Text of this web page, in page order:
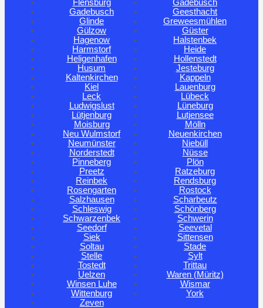
Flensburg
Gadebusch
Gadebusch
Geesthacht
Glinde
Greweesmühlen
Gülzow
Güster
Hagenow
Halstenbek
Harmstorf
Heide
Heligenhafen
Hollenstedt
Husum
Jesteburg
Kaltenkirchen
Kappeln
Kiel
Lauenburg
Leck
Lübeck
Ludwigslust
Lüneburg
Lütjenburg
Lutjensee
Moisburg
Mölln
Neu Wulmstorf
Neuenkirchen
Neumünster
Niebüll
Norderstedt
Nüsse
Pinneberg
Plön
Preetz
Ratzeburg
Reinbek
Rendsburg
Rosengarten
Rostock
Salzhausen
Scharbeutz
Schleswig
Schönberg
Schwarzenbek
Schwerin
Seedorf
Seevetal
Siek
Sittensen
Soltau
Stade
Stelle
Sylt
Tostedt
Trittau
Uelzen
Waren (Müritz)
Winsen Luhe
Wismar
Wittenburg
York
Zeven